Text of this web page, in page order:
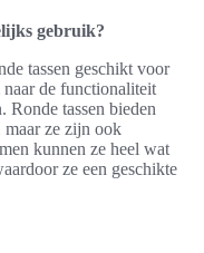
gebruik?
tassen geschikt voor
de functionaliteit
Ronde tassen bieden
ze zijn ook
kunnen ze heel wat
ze een geschikte